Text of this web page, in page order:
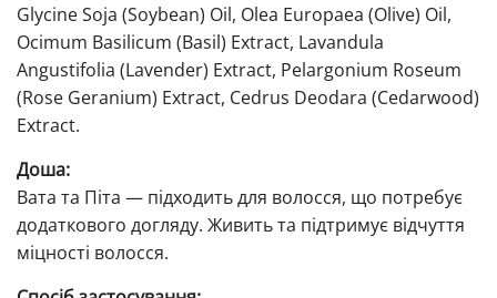
Glycine Soja (Soybean) Oil, Olea Europaea (Olive) Oil,
Ocimum Basilicum (Basil) Extract, Lavandula
Angustifolia (Lavender) Extract, Pelargonium Roseum
(Rose Geranium) Extract, Cedrus Deodara (Cedarwood)
Extract.
Доша:
Вата та Піта — підходить для волосся, що потребує
додаткового догляду. Живить та підтримує відчуття
міцності волосся.